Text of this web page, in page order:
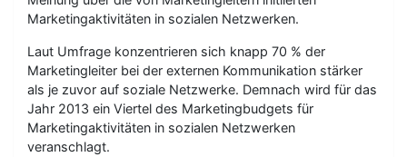
Marketingaktivitäten in sozialen Netzwerken.
Laut Umfrage konzentrieren sich knapp 70 % der
Marketingleiter bei der externen Kommunikation stärker
als je zuvor auf soziale Netzwerke. Demnach wird für das
Jahr 2013 ein Viertel des Marketingbudgets für
Marketingaktivitäten in sozialen Netzwerken
veranschlagt.